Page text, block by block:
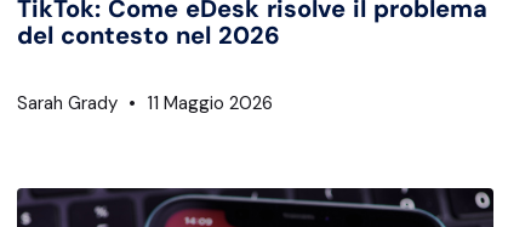
TikTok: Come eDesk risolve il problema
del contesto nel 2026
Sarah Grady 11 Maggio 2026